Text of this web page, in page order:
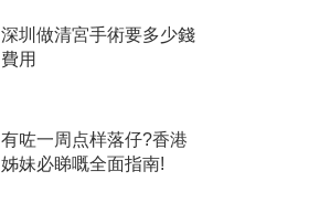
深圳做清宮手術要多少錢
費用
有咗一周点样落仔?香港
姊妹必睇嘅全面指南!